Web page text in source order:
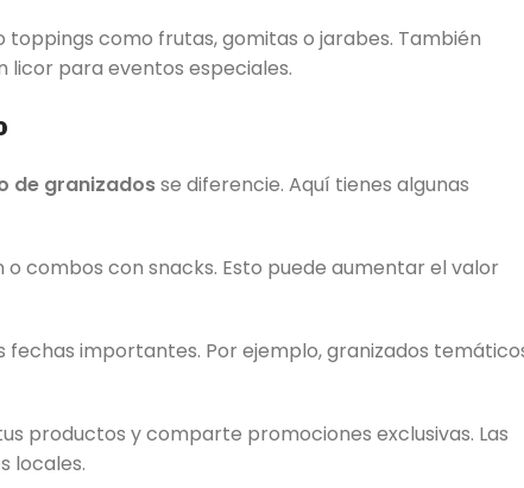
como frutas, gomitas o jarabes. También
licor para eventos especiales.
de granizadosse diferencie. Aquí tienes algunas
combos con snacks. Esto puede aumentar el valor
fechas importantes. Por ejemplo, granizados
productos y comparte promociones exclusivas. Las
locales.